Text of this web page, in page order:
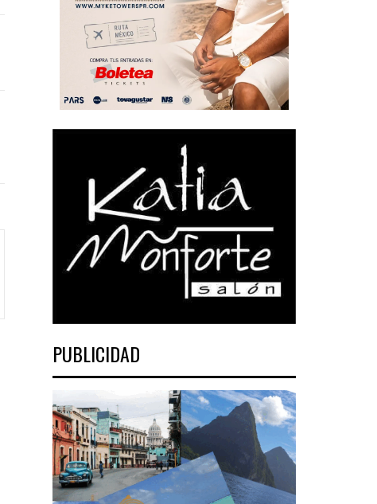
PUBLICIDAD